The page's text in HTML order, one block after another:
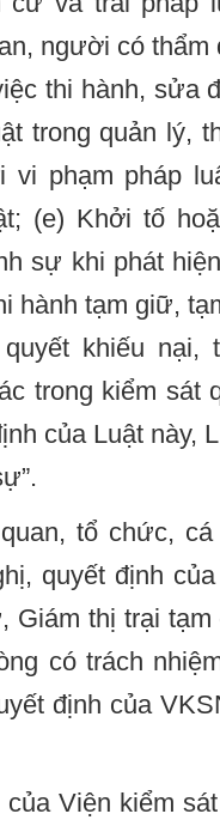
người có thẩm
thi hành, sửa
trong quản lý,
vi phạm pháp
(e) Khởi tố
sự khi phát
hành tạm giữ,
khiếu nại,
trong kiểm sát
của Luật này,
tổ chức,
quyết định
Giám thị trại
có trách
định của
Viện kiểm